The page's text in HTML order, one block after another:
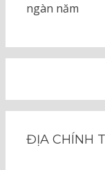
ngàn năm
ĐỊA CHÍNH